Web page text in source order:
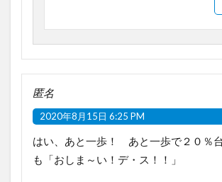
匿名
2020年8月15日 6:25 PM
はい、あと一歩！ あと一歩で２０％
も「おしま～い！デ・ス！！」